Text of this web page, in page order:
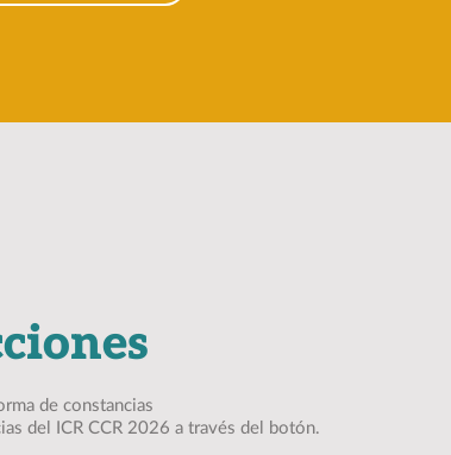
de constancias
del ICR CCR 2026 a través del botón.